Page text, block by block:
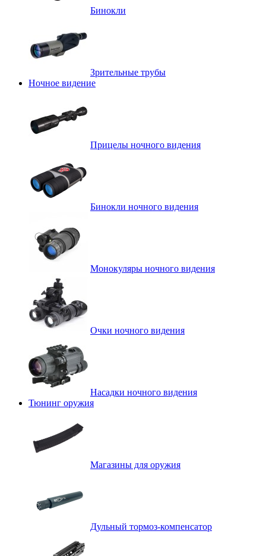
Бинокли
Зрительные трубы
Ночное видение
Прицелы ночного видения
Бинокли ночного видения
Монокуляры ночного видения
Очки ночного видения
Насадки ночного видения
Тюнинг оружия
Магазины для оружия
Дульный тормоз-компенсатор